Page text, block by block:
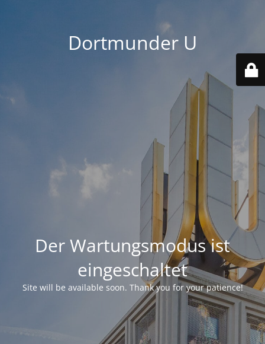
Dortmunder U
Der Wartungsmodus ist
eingeschaltet
Site will be available soon. Thank you for your patience!